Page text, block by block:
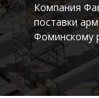
Компания
поставки
Фоминскому